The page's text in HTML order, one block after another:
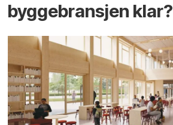
byggebransjen klar?